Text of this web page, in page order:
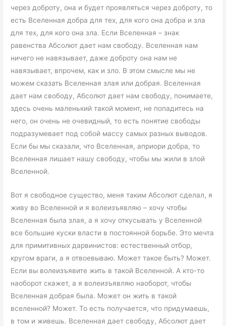
через доброту, она и будет проявляться через доброту, то
есть Вселенная добра для тех, для кого она добра и зла
для тех, для кого она зла. Если Вселенная – знак
равенства Абсолют дает нам свободу. Вселенная нам
ничего не навязывает, даже доброту она нам не
навязывает, впрочем, как и зло. В этом смысле мы не
можем сказать Вселенная злая или добрая. Вселенная
дает нам свободу, Абсолют дает нам свободу, понимаете,
здесь очень маленький такой момент, не попадитесь на
него, он очень не очевидный, то есть понятие свободы
подразумевает под собой массу самых разных выводов.
Если бы мы сказали, что Вселенная, априори добра, то
Вселенная лишает нашу свободу, чтобы мы жили в злой
Вселенной.
Вот я свободное существо, меня таким Абсолют сделал, я
живу во Вселенной и я волеизъявляю – хочу чтобы
Вселенная была злая, а я хочу откусывать у Вселенной
все большие куски власти в постоянной борьбе. Это мечта
для примитивных дарвинистов: естественный отбор,
кругом враги, а я отвоевываю. Может такое быть? Может.
Если вы волеизъявите жить в такой Вселенной. А кто-то
наоборот скажет, а я волеизъявляю наоборот, чтобы
Вселенная добрая была. Может он жить в такой
вселенной? Может. То есть получается, что придумаешь,
в том и живешь. Вселенная дает свободу, Абсолют дает